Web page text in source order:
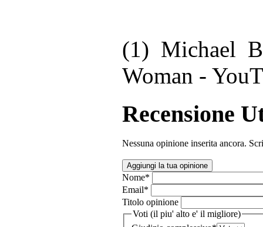
(1) Michael
Woman -
Recensione
Nessuna opinione inserita ancora.
Aggiungi la tua opinione
Nome*
Email*
Titolo opinione
Voti (il piu' alto e' il migliore)